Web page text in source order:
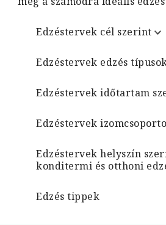
Edzéstervek cél szerint
Edzéstervek edzés
Edzéstervek időtartam
Edzéstervek
Edzéstervek helyszín
konditermi és otthoni
Edzés tippek